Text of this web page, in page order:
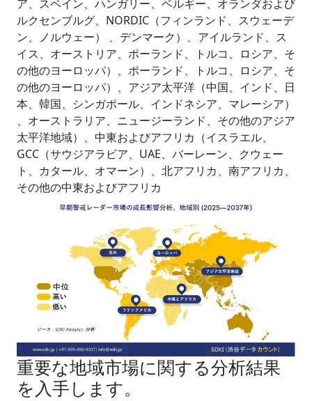
ア、スペイン、ハンガリー、ベルギー、オランダおよび
ルクセンブルグ、NORDIC（フィンランド、スウェーデ
ン、ノルウェー） 、デンマーク）、アイルランド、ス
イス、オーストリア、ポーランド、トルコ、ロシア、そ
の他のヨーロッパ）、ポーランド、トルコ、ロシア、そ
の他のヨーロッパ）、アジア太平洋（中国、インド、日
本、韓国、シンガポール、インドネシア、マレーシア）
、オーストラリア、ニュージーランド、その他のアジア
太平洋地域）、中東およびアフリカ（イスラエル、
GCC（サウジアラビア、UAE、バーレーン、クウェー
ト、カタール、オマーン）、北アフリカ、南アフリカ、
その他の中東およびアフリカ
重要な地域市場に関する分析結果
を入手します。